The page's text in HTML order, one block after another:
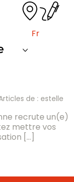
Fr
de : estelle
recrute un(e)
mettre vos
[…]